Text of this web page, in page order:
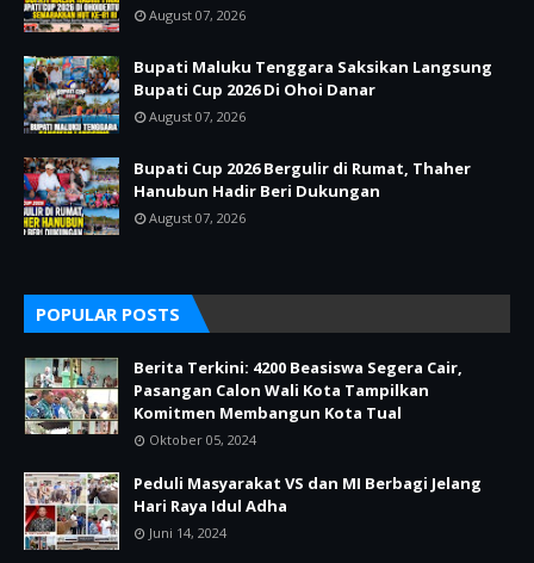
August 07, 2026
Bupati Maluku Tenggara Saksikan Langsung
Bupati Cup 2026 Di Ohoi Danar
August 07, 2026
Bupati Cup 2026 Bergulir di Rumat, Thaher
Hanubun Hadir Beri Dukungan
August 07, 2026
POPULAR POSTS
Berita Terkini: 4200 Beasiswa Segera Cair,
Pasangan Calon Wali Kota Tampilkan
Komitmen Membangun Kota Tual
Oktober 05, 2024
Peduli Masyarakat VS dan MI Berbagi Jelang
Hari Raya Idul Adha
Juni 14, 2024